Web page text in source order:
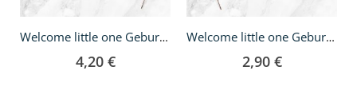
Welcome little one Geburtskarte - DIN lang Fächer
4,20 €
Welcome little one Geburtskarte - Klappkarte DIN lang
2,90 €